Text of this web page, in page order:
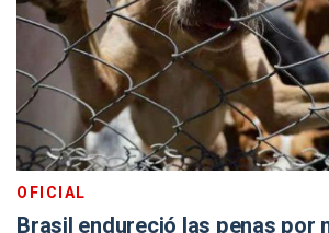
OFICIAL
Brasil endureció las penas por